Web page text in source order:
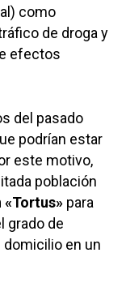
como
de droga y
efectos
del pasado
podrían estar
este motivo,
población
«Tortus» para
grado de
en un